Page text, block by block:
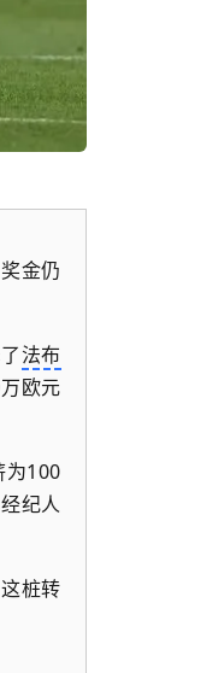
金仍
法布
欧元
为100
纪人
桩转